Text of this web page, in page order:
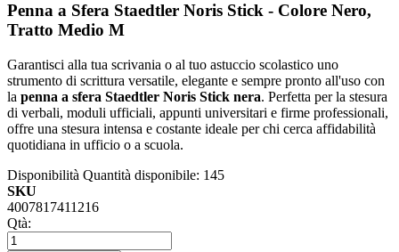
Penna a Sfera Staedtler Noris Stick - Colore Nero,
Tratto Medio M
Garantisci alla tua scrivania o al tuo astuccio scolastico uno
strumento di scrittura versatile, elegante e sempre pronto all'uso con
la penna a sfera Staedtler Noris Stick nera. Perfetta per la stesura
di verbali, moduli ufficiali, appunti universitari e firme professionali,
offre una stesura intensa e costante ideale per chi cerca affidabilità
quotidiana in ufficio o a scuola.
Disponibilità Quantità disponibile: 145
SKU
4007817411216
Qtà: